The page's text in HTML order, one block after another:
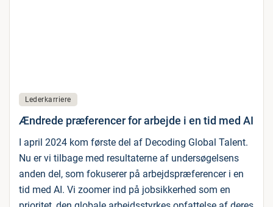
Lederkarriere
Ændrede præferencer for arbejde i en tid med AI
I april 2024 kom første del af Decoding Global Talent.
Nu er vi tilbage med resultaterne af undersøgelsens
anden del, som fokuserer på arbejdspræferencer i en
tid med AI. Vi zoomer ind på jobsikkerhed som en